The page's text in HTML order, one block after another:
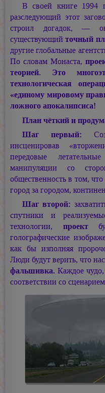
В своей книге 1994
разследующий этот
строил догадок, —
существующийточный
другие глобальные
По словам Монаста,
теорией. Это
технологическая
«единому мировому
ложного апокалипсиса!
План чёткий и
Шаг первый:
инсценировав
передовые
манипуляции со
общественность в том,
город за городом,
Шаг второй:
спутники и
технологии, проект
голографические
как бы изполняя
Люди будут верить, что
фальшивка. Каждое
соответствии со